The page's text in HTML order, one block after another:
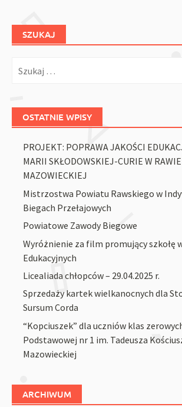
SZUKAJ
OSTATNIE WPISY
PROJEKT: POPRAWA JAKOŚCI
MARII SKŁODOWSKIEJ-CURIE W RAWIE
MAZOWIECKIEJ
Mistrzostwa Powiatu Rawskiego w
Biegach Przełajowych
Powiatowe Zawody Biegowe
Wyróżnienie za film promujący szkołę
Edukacyjnych
Licealiada chłopców – 29.04.2025 r.
Sprzedaży kartek wielkanocnych dla
Sursum Corda
“Kopciuszek” dla uczniów klas
Podstawowej nr 1 im. Tadeusza
Mazowieckiej
ARCHIWUM